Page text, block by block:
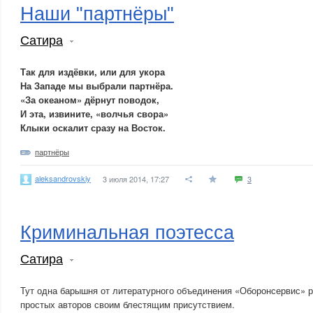
Наши "партнёры"
Сатира
Так для издёвки, или для укора
На Западе мы выбрали партнёра.
«За океаном» дёрнут поводок,
И эта, извините, «волчья свора»
Клыки оскалит сразу на Восток.
партнёры
aleksandrovskiy 3 июля 2014, 17:27 3
Криминальная поэтесса
Сатира
Тут одна барышня от литературного объединения «Оборонсервис»
простых авторов своим блестящим присутствием.